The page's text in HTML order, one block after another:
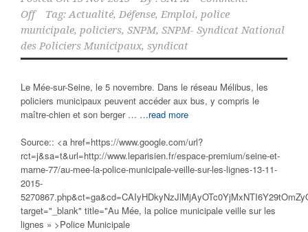
Off
Tag:Actualité, Défense, Emploi, police
municipale, policiers, SNPM, SNPM- Syndicat National
des Policiers Municipaux, syndicat
Le Mée-sur-Seine, le 5 novembre. Dans le réseau Mélibus, les
policiers municipaux peuvent accéder aux bus, y compris le
maître-chien et son berger … …read more
Source:: <a href=https://www.google.com/url?
rct=j&sa=t&url=http://www.leparisien.fr/espace-premium/seine-et-
marne-77/au-mee-la-police-municipale-veille-sur-les-lignes-13-11-
2015-
target="_blank" title="Au Mée, la police municipale veille sur les
lignes » >Police Municipale